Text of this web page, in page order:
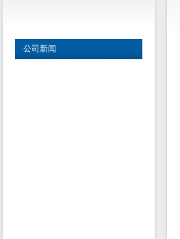
公司新闻